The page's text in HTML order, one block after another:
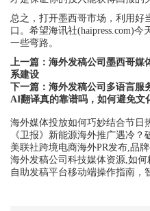
总之，打开墨西哥市场，利用好
口。希望海讯社(haipress.com)
一些弯路。
上一篇： 海外发稿公司墨西哥媒
系建设
下一篇： 海外发稿公司多语言服
AI翻译真的靠谱吗，如何避免文
海外媒体投放如何巧妙结合节日
《卫报》新能源海外推广遇冷
美联社跨境电商海外PR发布,品
海外发稿公司科技媒体资源,如
自助发稿平台移动端操作指南，